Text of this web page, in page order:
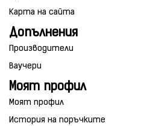
Карта на сайта
Допълнения
Производители
Ваучери
Моят профил
Моят профил
История на поръчките